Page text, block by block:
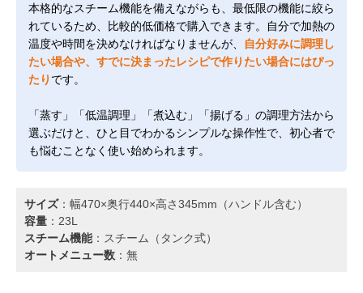
本格的なスチーム機能を備えながらも、最低限の機能に絞ら
れているため、比較的低価格で購入できます。自分で加熱の
温度や時間を決めなければなりませんが、
自分好みに調理し
たい場合や、すでに決まったレシピで作りたい場合にはぴっ
たり です。
「蒸す」「低温調理」「煮込む」「揚げる」の調理方法から
選ぶだけと、ひと目でわかるシンプルな操作性で、初心者で
も悩むことなく使い始められます。
サイズ：幅470×奥行440×高さ345mm（ハンドル含む）
容量 ：23L
スチーム機能：スチーム（タンク式）
オートメニュー数 ：無